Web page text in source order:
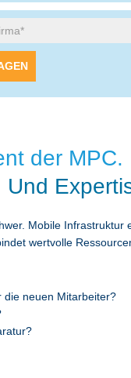
der MPC.
Mobile Infrastruktur
wertvolle
die neuen Mitarbeiter?